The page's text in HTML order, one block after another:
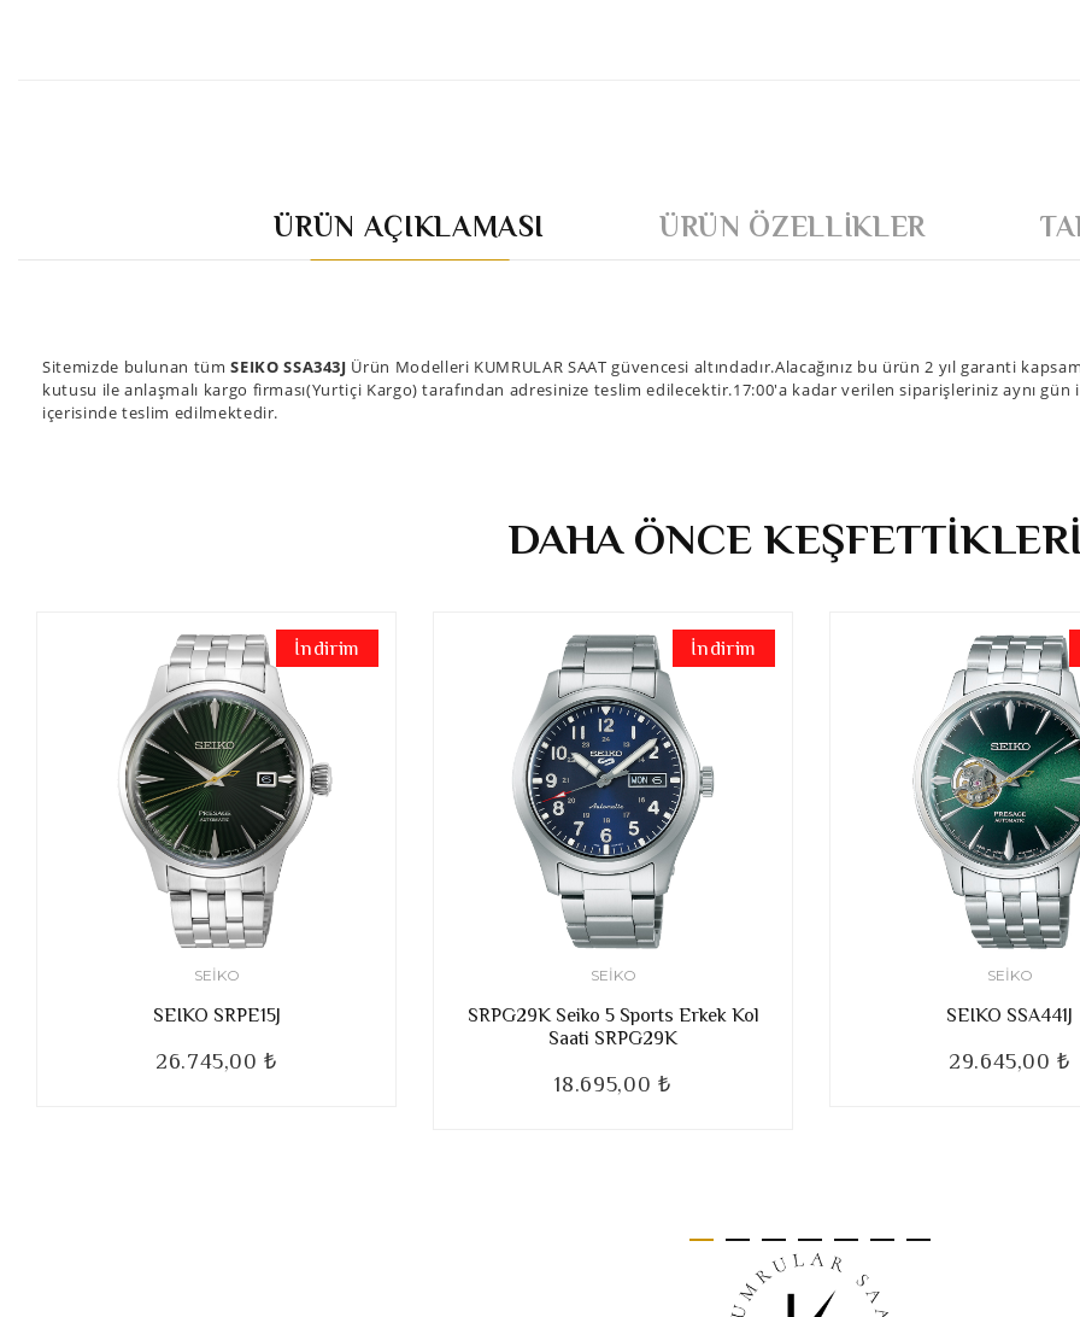
ÜRÜN AÇIKLAMASI ÜRÜN ÖZELLIKLER
Sitemizde bulunan tümSEIKO SSA343J Ürün Modelleri KUMRULAR SAAT güvencesi altındadır.Alacağınız bu ürün 2 yıl garanti
kutusu ile anlaşmalı kargo firması(Yurtiçi Kargo) tarafından adresinize teslim edilecektir.17:00'a kadar verilen siparişleriniz aynı
içerisinde teslim edilmektedir.
DAHA ÖNCE
İndirim
SEIKO
SEIKO SRPE15J
26.745,00 ₺
İndirim
SEIKO
SRPG29K Seiko 5 Sports Erkek Kol
Saati SRPG29K
18.695,00 ₺
SEIKO
SEIKO SSA441J
29.645,00 ₺